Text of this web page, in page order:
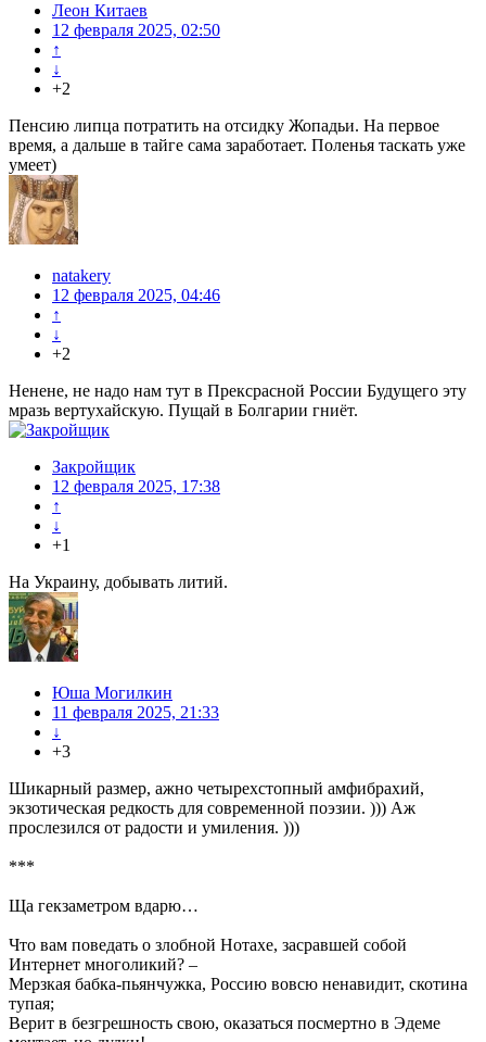
Леон Китаев
12 февраля 2025, 02:50
↑
↓
+2
Пенсию липца потратить на отсидку Жопадьи. На первое
время, а дальше в тайге сама заработает. Поленья таскать уже
умеет)
natakery
12 февраля 2025, 04:46
↑
↓
+2
Ненене, не надо нам тут в Прексрасной России Будущего эту
мразь вертухайскую. Пущай в Болгарии гниёт.
Закройщик
12 февраля 2025, 17:38
↑
↓
+1
На Украину, добывать литий.
Юша Могилкин
11 февраля 2025, 21:33
↓
+3
Шикарный размер, ажно четырехстопный амфибрахий,
экзотическая редкость для современной поэзии. ))) Аж
прослезился от радости и умиления. )))
***
Ща гекзаметром вдарю…
Что вам поведать о злобной Нотахе, засравшей собой
Интернет многоликий? –
Мерзкая бабка-пьянчужка, Россию вовсю ненавидит, скотина
тупая;
Верит в безгрешность свою, оказаться посмертно в Эдеме